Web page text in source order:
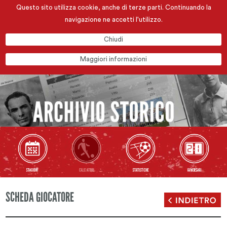
Questo sito utilizza cookie, anche di terze parti. Continuando la
navigazione ne accetti l'utilizzo.
Chiudi
Maggiori informazioni
SCHEDA GIOCATORE